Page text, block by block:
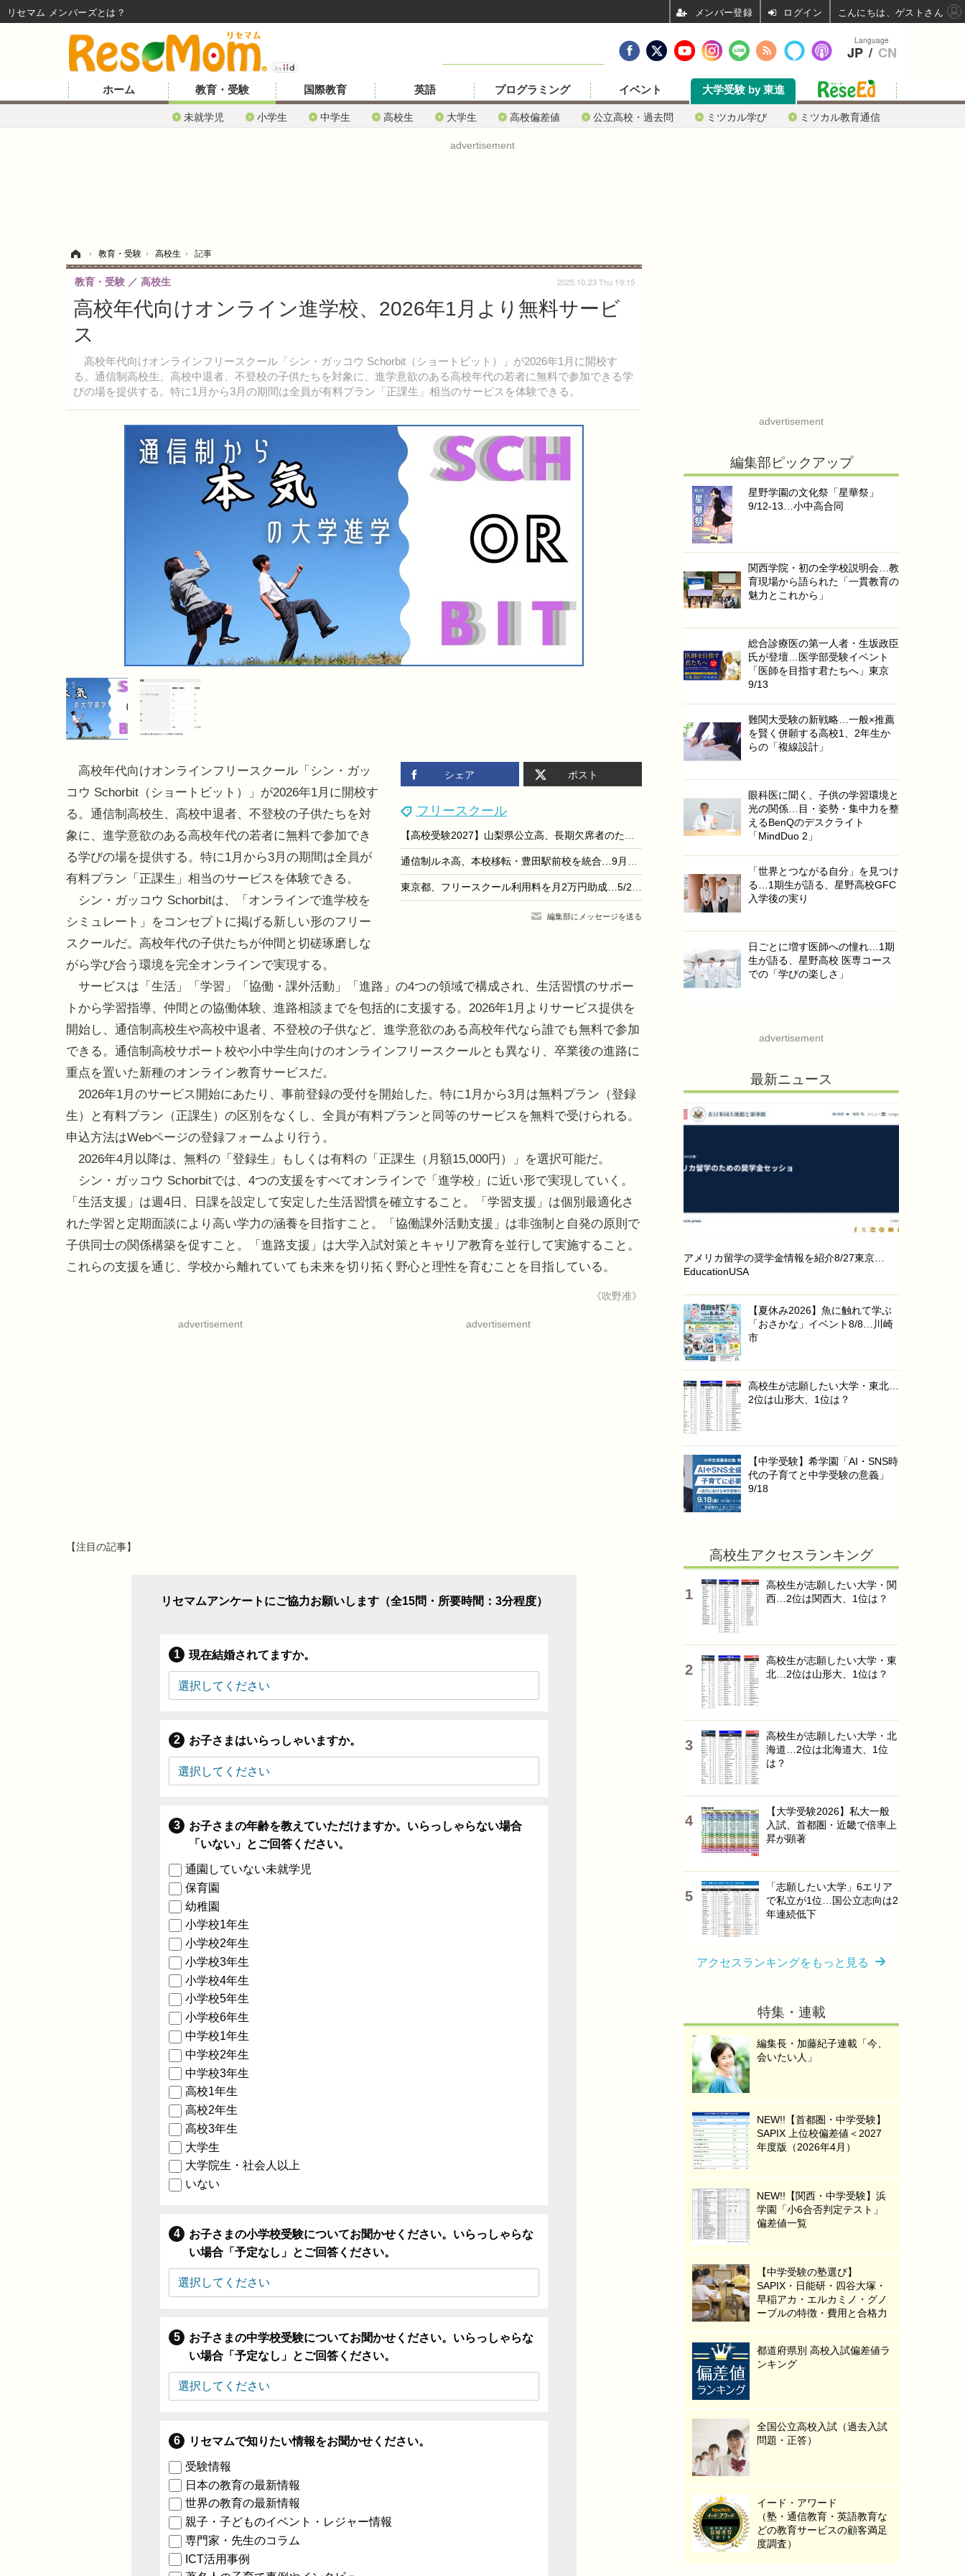
ホーム 教育・受験
未就学児 小学生 中学生 高校生 大学生 高校偏差値 公立高校・過去問 ミツカル学び ミツカル教育通信
国際教育 英語 プログラミング イベント 大学受験 by 東進
advertisement
› 教育・受験 › 高校生 › 記事
高校年代向けオンライン進学校、2026年1月より無料サービ
ス
高校年代向けオンラインフリースクール「シン・ガッコウ Schorbit（ショートビット）」が2026年1月に開校す
る。通信制高校生、高校中退者、不登校の子供たちを対象に、進学意欲のある高校年代の若者に無料で参加できる学
びの場を提供する。特に1月から3月の期間は全員が有料プラン「正課生」相当のサービスを体験できる。
教育・受験 高校生 2025.10.23 Thu 19:15
シェア ポスト
フリースクール
【高校受験2027】山梨県公立高、長期欠席者のための「特別選抜」リーフレットなど公開
通信制ルネ高、本校移転・豊田駅前校を統合…9月開校
東京都、フリースクール利用料を月2万円助成…5/27より受付
編集部にメッセージを送る
高校年代向けオンラインフリースクール「シン・ガッ
コウ Schorbit（ショートビット）」が2026年1月に開校す
る。通信制高校生、高校中退者、不登校の子供たちを対
象に、進学意欲のある高校年代の若者に無料で参加でき
る学びの場を提供する。特に1月から3月の期間は全員が
有料プラン「正課生」相当のサービスを体験できる。
シン・ガッコウ Schorbitは、「オンラインで進学校を
シミュレート」をコンセプトに掲げる新しい形のフリー
スクールだ。高校年代の子供たちが仲間と切磋琢磨しな
がら学び合う環境を完全オンラインで実現する。
サービスは「生活」「学習」「協働・課外活動」「進路」の4つの領域で構成され、生活習慣のサポー
トから学習指導、仲間との協働体験、進路相談までを包括的に支援する。2026年1月よりサービス提供を
開始し、通信制高校生や高校中退者、不登校の子供など、進学意欲のある高校年代なら誰でも無料で参加
できる。通信制高校サポート校や小中学生向けのオンラインフリースクールとも異なり、卒業後の進路に
重点を置いた新種のオンライン教育サービスだ。
2026年1月のサービス開始にあたり、事前登録の受付を開始した。特に1月から3月は無料プラン（登録
生）と有料プラン（正課生）の区別をなくし、全員が有料プランと同等のサービスを無料で受けられる。
申込方法はWebページの登録フォームより行う。
2026年4月以降は、無料の「登録生」もしくは有料の「正課生（月額15,000円）」を選択可能だ。
シン・ガッコウ Schorbitでは、4つの支援をすべてオンラインで「進学校」に近い形で実現していく。
「生活支援」は週4日、日課を設定して安定した生活習慣を確立すること。「学習支援」は個別最適化さ
れた学習と定期面談により高い学力の涵養を目指すこと。「協働課外活動支援」は非強制と自発の原則で
子供同士の関係構築を促すこと。「進路支援」は大学入試対策とキャリア教育を並行して実施すること。
これらの支援を通じ、学校から離れていても未来を切り拓く野心と理性を育むことを目指している。
《吹野准》
advertisement advertisement
【注目の記事】
リセマムアンケートにご協力お願いします（全15問・所要時間：3分程度）
現在結婚されてますか。
お子さまはいらっしゃいますか。
お子さまの年齢を教えていただけますか。いらっしゃらない場合
「いない」とご回答ください。
通園していない未就学児
保育園
幼稚園
小学校1年生
小学校2年生
小学校3年生
小学校4年生
小学校5年生
小学校6年生
中学校1年生
中学校2年生
中学校3年生
高校1年生
高校2年生
高校3年生
大学生
大学院生・社会人以上
いない
お子さまの小学校受験についてお聞かせください。いらっしゃらな
い場合「予定なし」とご回答ください。
お子さまの中学校受験についてお聞かせください。いらっしゃらな
い場合「予定なし」とご回答ください。
リセマムで知りたい情報をお聞かせください。
受験情報
日本の教育の最新情報
世界の教育の最新情報
親子・子どものイベント・レジャー情報
専門家・先生のコラム
ICT活用事例
advertisement
編集部ピックアップ
星野学園の文化祭「星華祭」
9/12-13…小中高合同
関西学院・初の全学校説明会…教
育現場から語られた「一貫教育の
魅力とこれから」
総合診療医の第一人者・生坂政臣
氏が登壇…医学部受験イベント
「医師を目指す君たちへ」東京
9/13
難関大受験の新戦略…一般×推薦
を賢く併願する高校1、2年生か
らの「複線設計」
眼科医に聞く、子供の学習環境と
光の関係…目・姿勢・集中力を整
えるBenQのデスクライト
「MindDuo 2」
「世界とつながる自分」を見つけ
る…1期生が語る、星野高校GFC
入学後の実り
日ごとに増す医師への憧れ…1期
生が語る、星野高校 医専コース
での「学びの楽しさ」
advertisement
最新ニュース
アメリカ留学の奨学金情報を紹介8/27東京…
EducationUSA
【夏休み2026】魚に触れて学ぶ
「おさかな」イベント8/8…川崎
市
高校生が志願したい大学・東北…
2位は山形大、1位は？
【中学受験】希学園「AI・SNS時
代の子育てと中学受験の意義」
9/18
高校生アクセスランキング
高校生が志願したい大学・関
西…2位は関西大、1位は？
高校生が志願したい大学・東
北…2位は山形大、1位は？
高校生が志願したい大学・北
海道…2位は北海道大、1位
は？
【大学受験2026】私大一般
入試、首都圏・近畿で倍率上
昇が顕著
「志願したい大学」6エリア
で私立が1位…国公立志向は2
年連続低下
アクセスランキングをもっと見る
特集・連載
編集長・加藤紀子連載「今、
会いたい人」
NEW!!【首都圏・中学受験】
SAPIX 上位校偏差値＜2027
年度版（2026年4月）
NEW!!【関西・中学受験】浜
学園「小6合否判定テスト」
偏差値一覧
【中学受験の塾選び】
SAPIX・日能研・四谷大塚・
早稲アカ・エルカミノ・グノ
ーブルの特徴・費用と合格力
都道府県別 高校入試偏差値ラ
ンキング
全国公立高校入試（過去入試
問題・正答）
イード・アワード
（塾・通信教育・英語教育な
どの教育サービスの顧客満足
度調査）
Language
JP / CN
リセマム メンバーズ ログイン こんにちは、ゲストさん